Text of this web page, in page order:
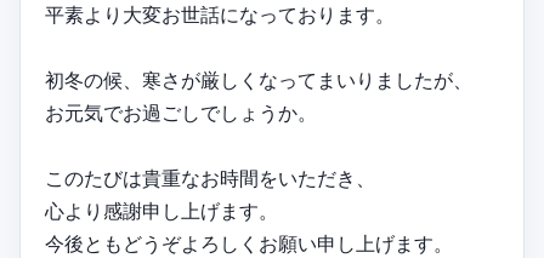
平素より大変お世話になっております。
初冬の候、寒さが厳しくなってまいりましたが、
お元気でお過ごしでしょうか。
このたびは貴重なお時間をいただき、
心より感謝申し上げます。
今後ともどうぞよろしくお願い申し上げます。